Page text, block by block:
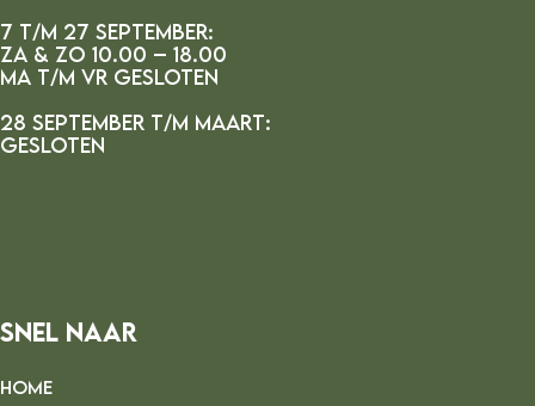
7 t/m 27 september:
za & zo 10.00 – 18.00
ma t/m vr gesloten
28 september t/m maart:
gesloten
Snel Naar
HOME